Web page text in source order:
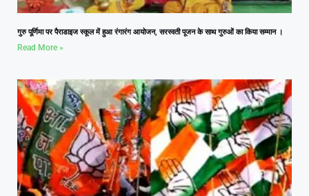
गुरु पूर्णिमा पर पैराडाइज स्कूल में हुआ रंगारंग आयोजन, सरस्वती पूजन के साथ गुरुओं का किया सम्मान ।
Read More »